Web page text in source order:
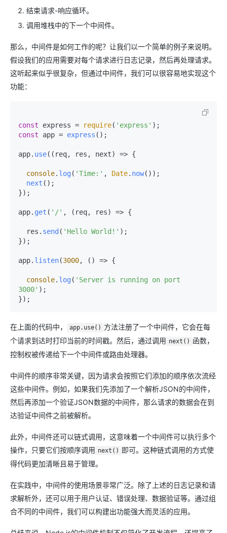
结束请求-响应循环。
调用堆栈中的下一个中间件。
那么，中间件是如何工作的呢？让我们以一个简单的例子来说明。
假设我们的应用需要对每个请求进行日志记录，然后再处理请求。
这听起来似乎很复杂，但通过中间件，我们可以很容易地实现这个
功能：
const express = require( 'express'
const app = express ();
app. use( ( req, res, next) => {
console. log ( 'Time:' , Date. now());
next ();
});
app. get ( '/' , ( req, res) => {
  res.
send ( 'Hello World!' );
});
app. listen(3000, () => {
console. log ( 'Server is running on port
3000' );
在上面的代码中， app.use() 方法注册了一个中间件，它会在每
个请求到达时打印当前的时间戳。然后，通过调用 next() 函数，
控制权被传递给下一个中间件或路由处理器。
中间件的顺序非常关键，因为请求会按照它们添加的顺序依次流经
这些中间件。例如，如果我们先添加了一个解析JSON的中间件，
然后再添加一个验证JSON数据的中间件，那么请求的数据会在到
达验证中间件之前被解析。
此外，中间件还可以链式调用，这意味着一个中间件可以执行多个
操作，只要它们按顺序调用 next() 即可。这种链式调用的方式使
得代码更加清晰且易于管理。
在实践中，中间件的使用场景非常广泛。除了上述的日志记录和请
求解析外，还可以用于用户认证、错误处理、数据验证等。通过组
合不同的中间件，我们可以构建出功能强大而灵活的应用。